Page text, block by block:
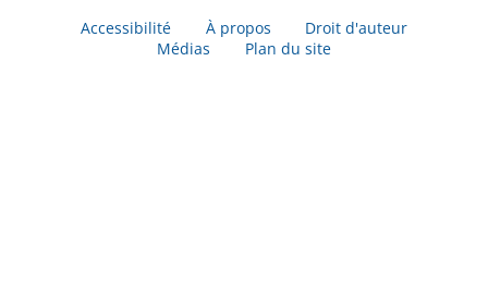
Accessibilité À propos
Droit d'auteur
Médias
Plan du site